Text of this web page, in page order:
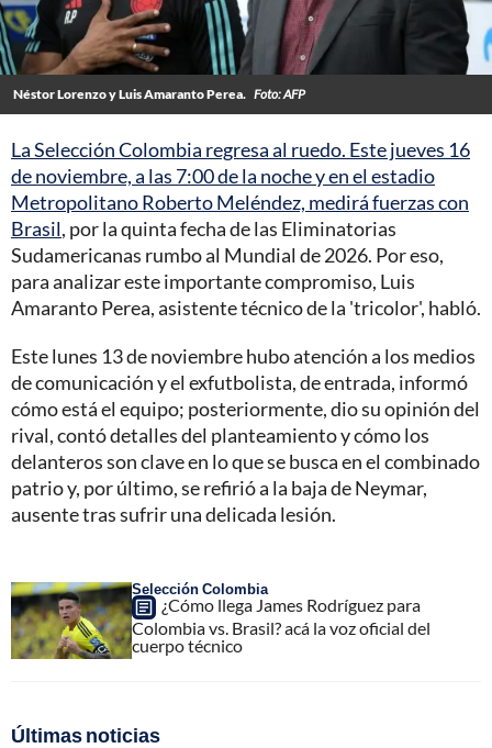
Néstor Lorenzo y Luis Amaranto Perea. Foto: AFP
La Selección Colombia regresa al ruedo. Este jueves 16
de noviembre, a las 7:00 de la noche y en el estadio
Metropolitano Roberto Meléndez, medirá fuerzas con
Brasil, por la quinta fecha de las Eliminatorias
Sudamericanas rumbo al Mundial de 2026. Por eso,
para analizar este importante compromiso, Luis
Amaranto Perea, asistente técnico de la 'tricolor', habló.
Este lunes 13 de noviembre hubo atención a los medios
de comunicación y el exfutbolista, de entrada, informó
cómo está el equipo; posteriormente, dio su opinión del
rival, contó detalles del planteamiento y cómo los
delanteros son clave en lo que se busca en el combinado
patrio y, por último, se refirió a la baja de Neymar,
ausente tras sufrir una delicada lesión.
Selección Colombia
¿Cómo llega James Rodríguez para
Colombia vs. Brasil? acá la voz oficial del
cuerpo técnico
Últimas noticias